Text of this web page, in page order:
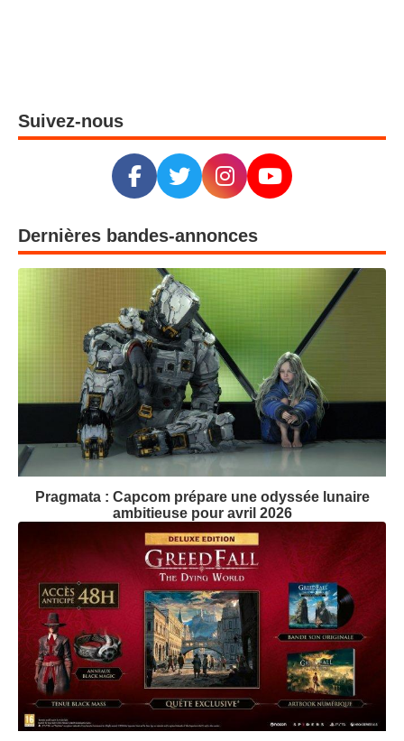
Suivez-nous
Dernières bandes-annonces
Pragmata : Capcom prépare une odyssée lunaire
ambitieuse pour avril 2026